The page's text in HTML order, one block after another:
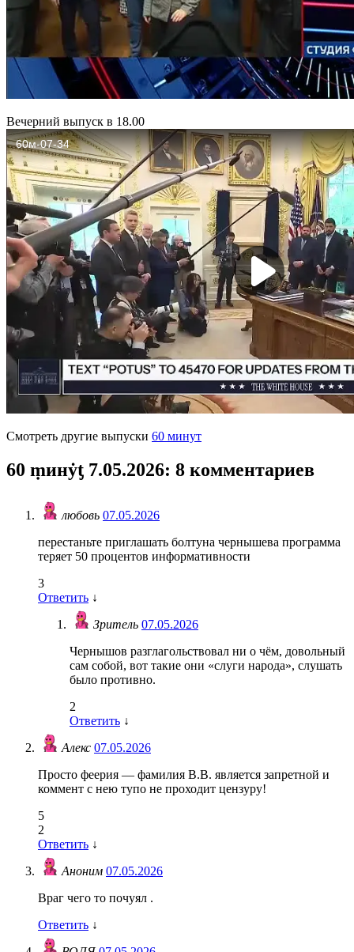
Вечерний выпуск в 18.00
Смотреть другие выпуски 60 минут
60 ṃинẏƫ 7.05.2026: 8 комментариев
любовь 07.05.2026
перестаньте приглашать болтуна чернышева программа
теряет 50 процентов информативности
3
Ответить ↓
Зритель 07.05.2026
Чернышов разглагольствовал ни о чём, довольный
сам собой, вот такие они «слуги народа», слушать
было противно.
2
Ответить ↓
Алекс 07.05.2026
Просто феерия — фамилия В.В. является запретной и
коммент с нею тупо не проходит цензуру!
5
2
Ответить ↓
Аноним 07.05.2026
Враг чего то почуял .
Ответить ↓